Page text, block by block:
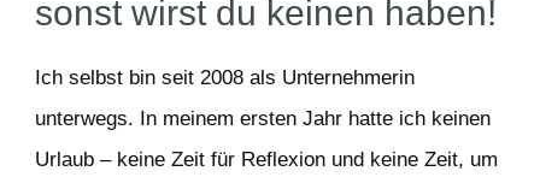
sonst wirst du keinen haben!
Ich selbst bin seit 2008 als Unternehmerin
unterwegs. In meinem ersten Jahr hatte ich keinen
Urlaub – keine Zeit für Reflexion und keine Zeit, um